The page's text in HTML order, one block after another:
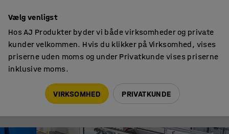
Aflast din krop med en arbejdsmåtte
Vælg venligst
Hos AJ Produkter byder vi både virksomheder og private
kunder velkommen. Hvis du klikker på Virksomhed, vises
priserne uden moms og under Privatkunde vises priserne
inklusive moms.
VIRKSOMHED PRIVATKUNDE